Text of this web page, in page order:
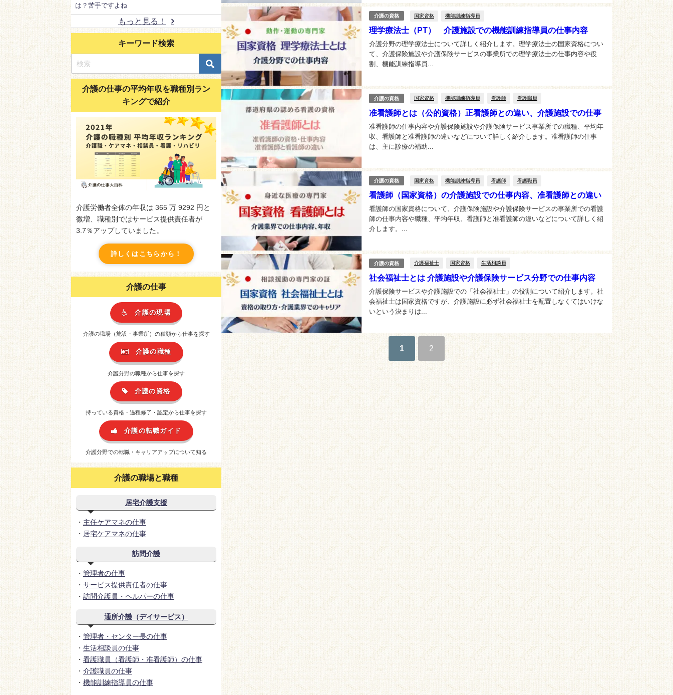
介護の資格 国家資格 機能訓練指導員
理学療法士（PT） 介護施設での機能訓練指導員の仕事内容
介護分野の理学療法士について詳しく紹介します。理学療法士の国家資格につい
て、介護保険施設や介護保険サービスの事業所での理学療法士の仕事内容や役
割、機能訓練指導員...
介護の資格 国家資格 機能訓練指導員 看護師 看護職員
准看護師とは（公的資格）正看護師との違い、介護施設での仕事
准看護師の仕事内容や介護保険施設や介護保険サービス事業所での職種、平均年
収、看護師と准看護師の違いなどについて詳しく紹介します。准看護師の仕事
は、主に診療の補助...
介護の資格 国家資格 機能訓練指導員 看護師 看護職員
看護師（国家資格）の介護施設での仕事内容、准看護師との違い
看護師の国家資格について、介護保険施設や介護保険サービスの事業所での看護
師の仕事内容や職種、平均年収、看護師と准看護師の違いなどについて詳しく紹
介します。...
介護の資格 介護福祉士 国家資格 生活相談員
社会福祉士とは 介護施設や介護保険サービス分野での仕事内容
介護保険サービスや介護施設での「社会福祉士」の役割について紹介します。社
会福祉士は国家資格ですが、介護施設に必ず社会福祉士を配置しなくてはいけな
いという決まりは...
1 2
は？苦手ですよね
もっと見る！
キーワード検索
介護の仕事の平均年収を職種別ラン
キングで紹介
介護労働者全体の年収は 365 万 9292 円と
微増、職種別ではサービス提供責任者が
3.7％アップしていました。
詳しくはこちらから！
介護の仕事
介護の現場
介護の職場（施設・事業所）の種類から仕事を探す
介護の職種
介護分野の職種から仕事を探す
介護の資格
持っている資格・過程修了・認定から仕事を探す
介護の転職ガイド
介護分野での転職・キャリアアップについて知る
介護の職場と職種
居宅介護支援
・ 主任ケアマネの仕事
・ 居宅ケアマネの仕事
訪問介護
・ 管理者の仕事
・ サービス提供責任者の仕事
・ 訪問介護員・ヘルパーの仕事
通所介護（デイサービス）
・ 管理者・センター長の仕事
・ 生活相談員の仕事
・ 看護職員（看護師・准看護師）の仕事
・ 介護職員の仕事
・ 機能訓練指導員の仕事